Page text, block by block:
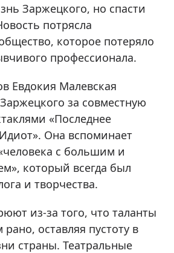
Заржецкого, но спасти
потрясла
которое потеряло
профессионала.
Евдокия Малевская
за совместную
«Последнее
Она вспоминает
с большим и
который всегда был
и творчества.
из-за того, что таланты
оставляя пустоту в
страны. Театральные